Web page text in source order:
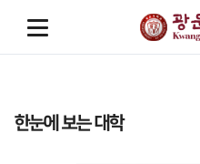
한눈에 보는 대학